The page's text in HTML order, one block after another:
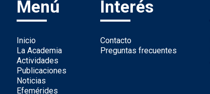
Menú
Inicio
La Academia
Actividades
Publicaciones
Noticias
Efemérides
Interés
Contacto
Preguntas frecuentes